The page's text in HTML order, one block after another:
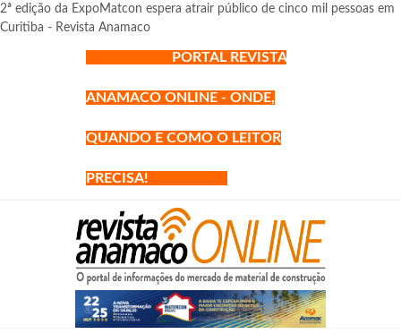
2ª edição da ExpoMatcon espera atrair público de cinco mil pessoas em
Curitiba - Revista Anamaco
PORTAL REVISTA
ANAMACO ONLINE - ONDE,
QUANDO E COMO O LEITOR
PRECISA!